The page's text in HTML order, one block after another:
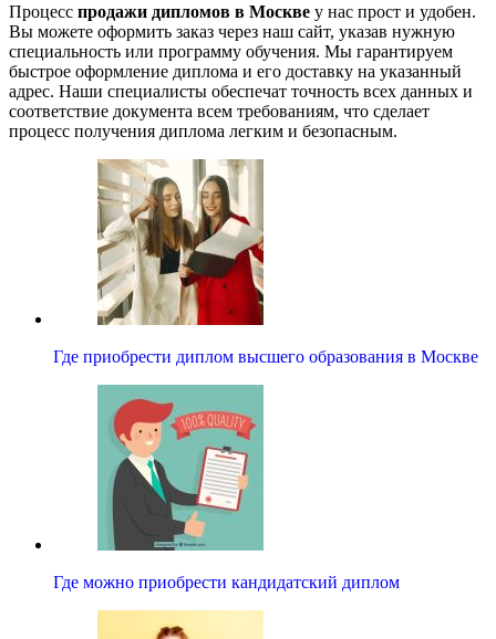
Процесс продажи дипломов в Москве у нас прост и удобен.
Вы можете оформить заказ через наш сайт, указав нужную
специальность или программу обучения. Мы гарантируем
быстрое оформление диплома и его доставку на указанный
адрес. Наши специалисты обеспечат точность всех данных и
соответствие документа всем требованиям, что сделает
процесс получения диплома легким и безопасным.
Где приобрести диплом высшего образования в Москве
Где можно приобрести кандидатский диплом